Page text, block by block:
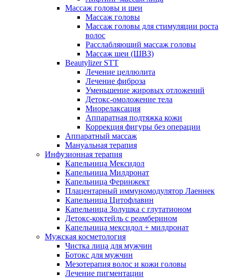
Массаж головы и шеи
Массаж головы
Массаж головы для стимуляции роста
волос
Расслабляющий массаж головы
Массаж шеи (ШВЗ)
Beautylizer STT
Лечение целлюлита
Лечение фиброза
Уменьшение жировых отложений
Детокс-омоложение тела
Миорелаксация
Аппаратная подтяжка кожи
Коррекция фигуры без операции
Аппаратный массаж
Мануальная терапия
Инфузионная терапия
Капельница Мексидол
Капельница Милдронат
Капельница Феринжект
Плацентарный иммуномодулятор Лаеннек
Капельница Цитофлавин
Капельница Золушка с глутатионом
Детокс-коктейль с реамберином
Капельница мексидол + милдронат
Мужская косметология
Чистка лица для мужчин
Ботокс для мужчин
Мезотерапия волос и кожи головы
Лечение пигментации